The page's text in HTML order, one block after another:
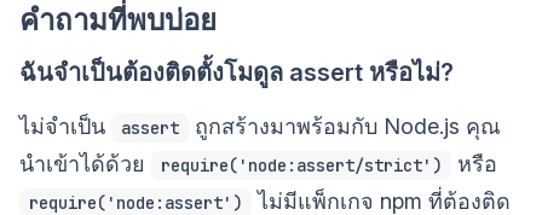
คำถามที่พบบ่อย
ฉันจำเป็นต้องติดตั้งโมดูล assert หรือไม่?
ไม่จำเป็น assert
ถูกสร้างมาพร้อมกับ Node.js คุณ
นำเข้าได้ด้วย
require('node:assert/strict') หรือ
require('node:assert')
ไม่มีแพ็กเกจ npm ที่ต้องติด